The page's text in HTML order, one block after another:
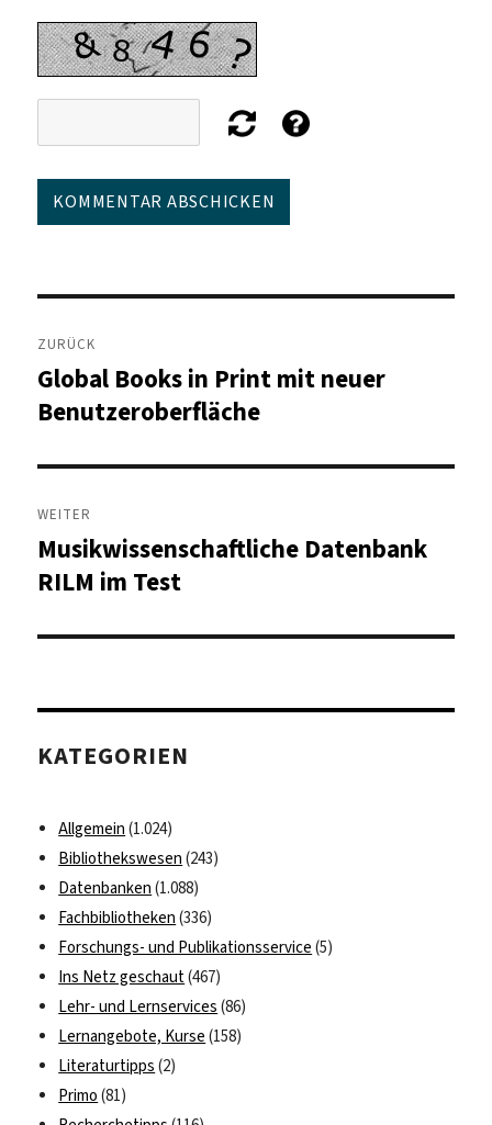
Beitragsnavigation
ZURÜCK
Vorheriger
Beitrag:
Global Books in Print mit neuer
Benutzeroberfläche
WEITER
Nächster
Beitrag:
Musikwissenschaftliche Datenbank
RILM im Test
KATEGORIEN
Allgemein (1.024)
Bibliothekswesen (243)
Datenbanken (1.088)
Fachbibliotheken (336)
Forschungs- und Publikationsservice (5)
Ins Netz geschaut(467)
Lehr- und Lernservices (86)
Lernangebote, Kurse (158)
Literaturtipps (2)
Primo (81)